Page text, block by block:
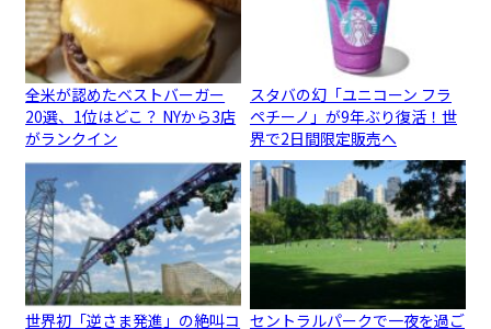
全米が認めたベストバーガー
20選、1位はどこ？ NYから3店
がランクイン
スタバの幻「ユニコーン フラ
ペチーノ」が9年ぶり復活！世
界で2日間限定販売へ
世界初「逆さま発進」の絶叫コ セントラルパークで一夜を過ご